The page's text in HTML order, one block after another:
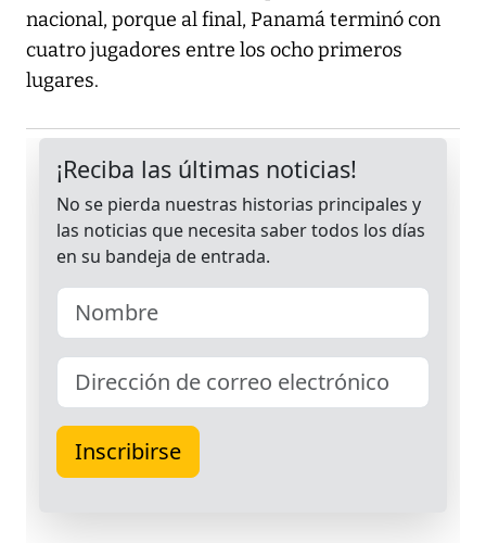
nacional, porque al final, Panamá terminó con
cuatro jugadores entre los ocho primeros
lugares.